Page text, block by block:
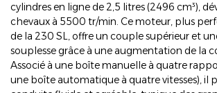
cylindres en ligne de 2,5 litres (2496 cm³),
chevaux à 5500 tr/min. Ce moteur, plus
de la 230 SL, offre un couple supérieur et
souplesse grâce à une augmentation de la
Associé à une boîte manuelle à quatre
une boîte automatique à quatre vitesses), il